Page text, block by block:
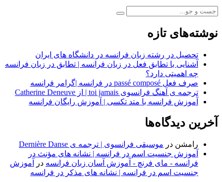
نوشته‌های تازه
تحصیل در رشته زبان فرانسه در دانشگاه های ایران
آشنایی با تطابق فعل در زبان فرانسه | تطابق در زبان فرانسه
چه اهمیتی دارد؟
صرف فعل passé composé در فرانسه |گرامر فرانسه
ترجمه ی آهنگ فرانسوی toi jamais | از Catherine Deneuve
آموزش فرانسه با متد تکسی | آموزش رایگان فرانسه
آخرین دیدگاه‌ها
رامشن در موسیقی فرانسوی | ترجمه ی Dernière Danse
آموزش جنسیت اسم در فرانسه | نشانه های مؤنث در
فرانسه - مای فرنچ - آموزش آسان زبان فرانسه در
آموزش
جنسیت اسم در فرانسه | نشانه های مذکر در فرانسه